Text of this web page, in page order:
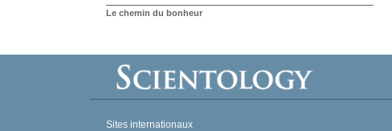
Le chemin du bonheur
Sites internationaux